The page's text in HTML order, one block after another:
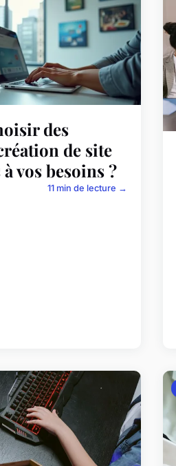
des
de site
vos besoins ?
11 min de lecture →